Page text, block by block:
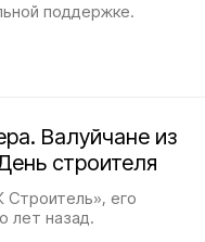
поддержке.
Валуйчане из
строителя
его
лет назад.